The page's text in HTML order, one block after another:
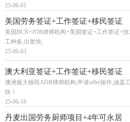
25-06-01
美国劳务签证+工作签证+移民签证
美国BCN+JOB律师机构+美国签证+工作签证+
工种多,出签快。
25-06-03
澳大利亚签证+工作签证+移民签证
澳洲最大移民AOR律师机构,申请offer操作,涵盖
快！
25-06-18
丹麦出国劳务厨师项目+4年可永居